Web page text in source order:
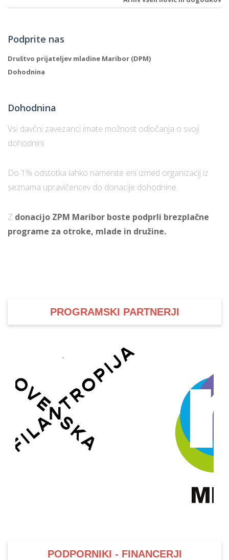
Podprite nas
Društvo prijateljev mladine Maribor (DPM)
Dohodnina
Dohodnina
Vsi davčni zavezanci imate možnost odločanja o svoji
dohodnini.
Do 1% odstotka lahko namenite eni izmed organizacij iz
seznama upravičencev do donacije dohodnine.
Z donacijo ZPM Maribor boste podprli brezplačne
programe za otroke, mlade in družine.
PROGRAMSKI PARTNERJI
PODPORNIKI - FINANCERJI